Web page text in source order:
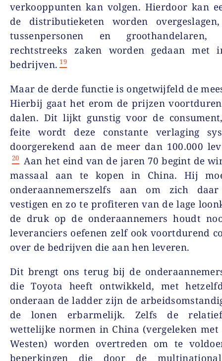
verkooppunten kan volgen. Hierdoor kan
de distributieketen worden
tussenpersonen en
rechtstreeks zaken worden gedaan met
bedrijven. 19
Maar de derde functie is ongetwijfeld de
Hierbij gaat het erom de prijzen
dalen. Dit lijkt gunstig voor de
feite wordt deze constante verlaging
doorgerekend aan de meer dan 100.000
20 Aan het eind van de jaren 70 begint de
massaal aan te kopen in China. Hij
onderaannemerszelfs aan om zich
vestigen en zo te profiteren van de lage
de druk op de onderaannemers houdt
leveranciers oefenen zelf ook voortdurend
over de bedrijven die aan hen leveren.
Dit brengt ons terug bij de
die Toyota heeft ontwikkeld, met
onderaan de ladder zijn de
de lonen erbarmelijk. Zelfs de
wettelijke normen in China (vergeleken
Westen) worden overtreden om te
beperkingen die door de